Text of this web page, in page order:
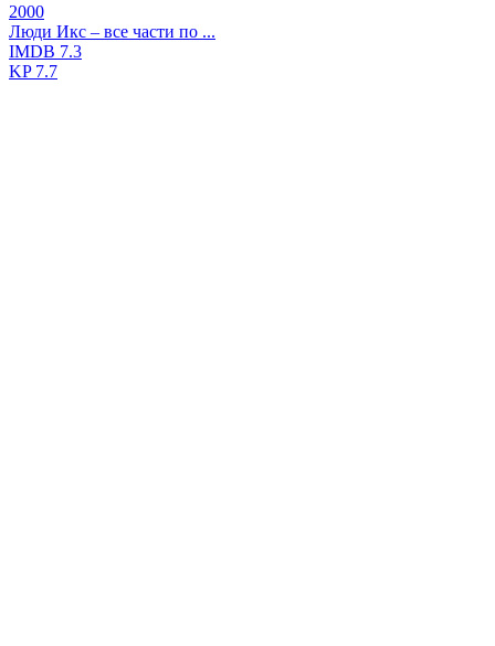
2000
Люди Икс – все части по ...
IMDB 7.3
KP7.7